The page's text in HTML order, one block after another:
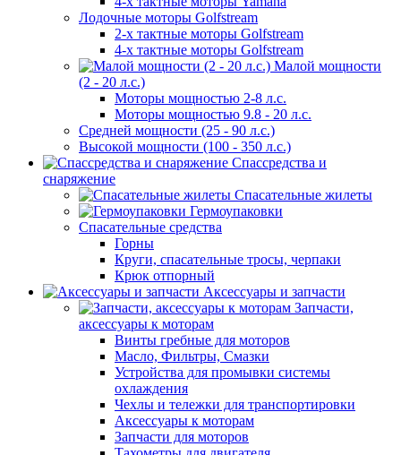
Лодочные моторы Golfstream
2-х тактные моторы Golfstream
4-х тактные моторы Golfstream
Малой мощности
(2 - 20 л.с.)
Моторы мощностью 2-8 л.с.
Моторы мощностью 9.8 - 20 л.с.
Средней мощности (25 - 90 л.с.)
Высокой мощности (100 - 350 л.с.)
Спассредства и
снаряжение
Спасательные жилеты
Гермоупаковки
Спасательные средства
Горны
Круги, спасательные тросы, черпаки
Крюк отпорный
Аксессуары и запчасти
Запчасти,
аксессуары к моторам
Винты гребные для моторов
Масло, Фильтры, Смазки
Устройства для промывки системы
охлаждения
Чехлы и тележки для транспортировки
Аксессуары к моторам
Запчасти для моторов